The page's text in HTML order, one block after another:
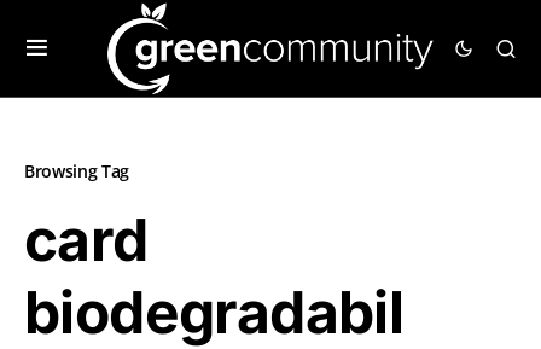
Browsing Tag
card
biodegradabil